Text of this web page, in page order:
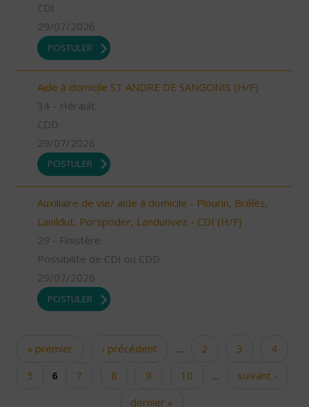
CDI
29/07/2026
POSTULER
Aide à domicile ST ANDRE DE SANGONIS (H/F)
34 - Hérault
CDD
29/07/2026
POSTULER
Auxiliaire de vie/ aide à domicile - Plourin, Brélès,
Lanildut, Porspoder, Landunvez - CDI (H/F)
29 - Finistère
Possibilité de CDI ou CDD
29/07/2026
POSTULER
Pages« premier ‹ précédent … 2 3
4
5
6 7 8 9 10 …
suivant ›
dernier »